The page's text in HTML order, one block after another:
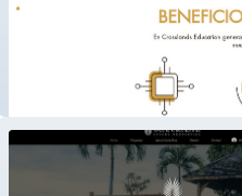
Crosslands Education